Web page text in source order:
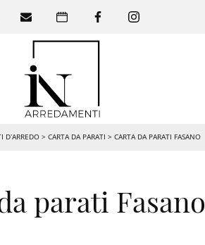
D’ARREDO > CARTA DA PARATI > CARTA DA PARATI FASANO
parati Fasano